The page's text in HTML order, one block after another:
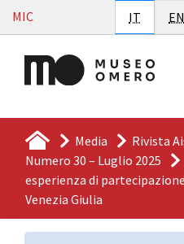
Vai al contenuto
MIC IT Italiano
EN
Media Rivista
Numero 30 – Luglio 2025
esperienza di
Venezia Giulia